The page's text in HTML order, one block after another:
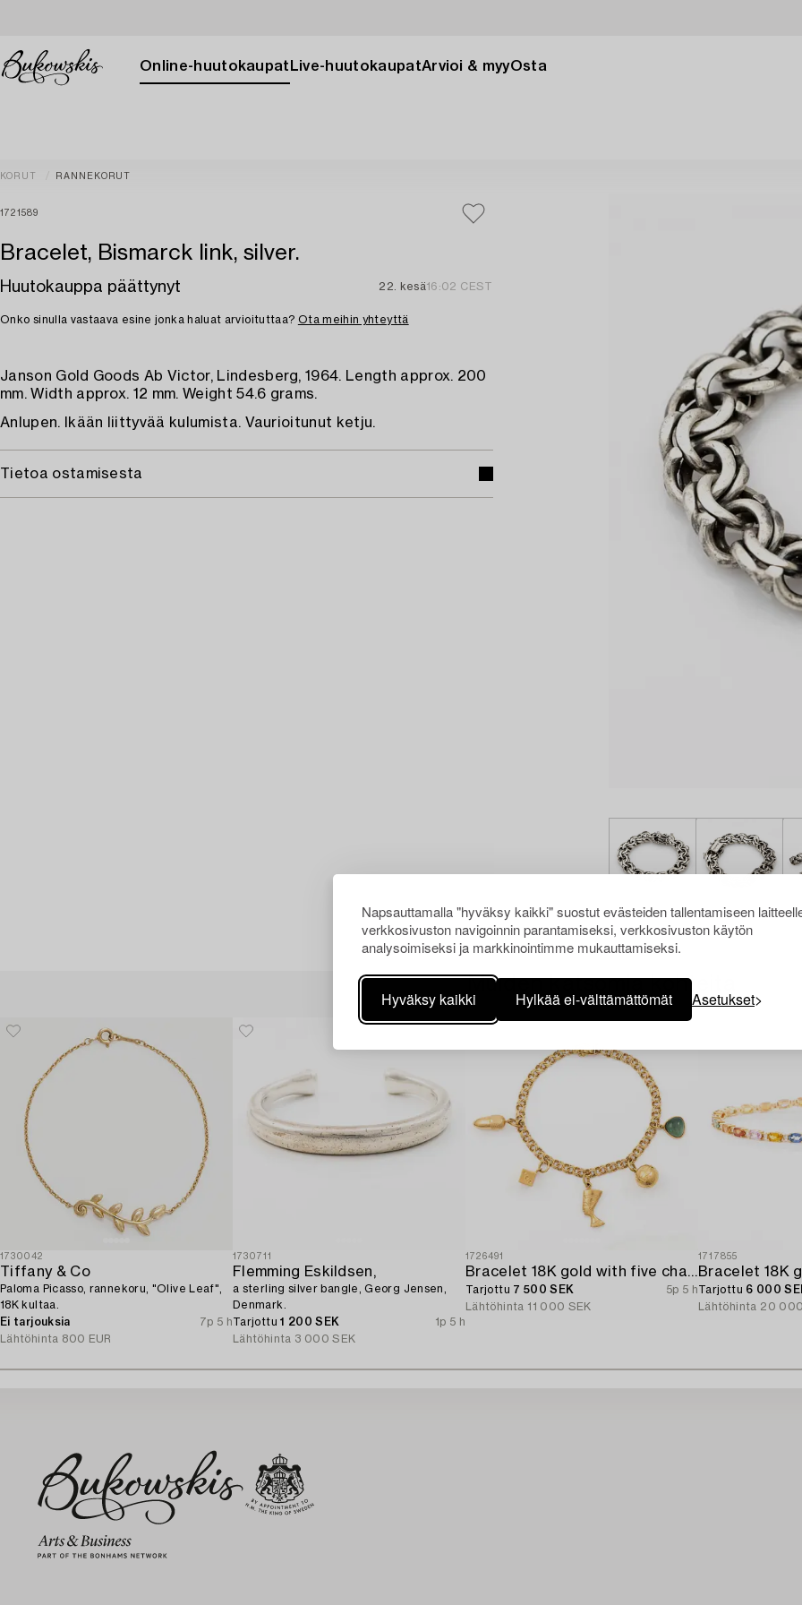
Napsauttamalla "hyväksy kaikki" suostut evästeiden tallentamiseen
verkkosivuston navigoinnin parantamiseksi, verkkosivuston käytön
analysoimiseksi ja markkinointimme mukauttamiseksi.
Hyväksy kaikki Hylkää ei-välttämättömät Asetukset
Online-huutokaupat Live-huutokaupatArvioi & myyOsta
KORUT RANNEKORUT
1721589
Bracelet, Bismarck link, silver.
Huutokauppa päättynyt 22. kesä16:02 CEST
Onko sinulla vastaava esine jonka haluat arvioituttaa? Ota meihin yhteyttä
Janson Gold Goods Ab Victor, Lindesberg, 1964. Length approx. 200
mm. Width approx. 12 mm. Weight 54.6 grams.
Anlupen. Ikään liittyvää kulumista. Vaurioitunut ketju.
Tietoa ostamisesta
Muiden katsomia kohteita
1730042
Tiffany & Co
Paloma Picasso, rannekoru, "Olive Leaf",
18K kultaa.
Ei tarjouksia
7p 5 h
Lähtöhinta 800 EUR
1730711
Flemming Eskildsen,
a sterling silver bangle, Georg Jensen,
Denmark.
Tarjottu1 200 SEK
1p 5 h
Lähtöhinta 3 000 SEK
1726491
Bracelet 18K gold with five charms.
Tarjottu 7 500 SEK
5p 5 h
Lähtöhinta 11 000 SEK
1717855
Tarjottu 6 000
Lähtöhinta 20